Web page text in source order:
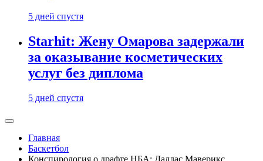
5 дней спустя
Starhit: Жену Омарова задержали
за оказывание косметических
услуг без диплома
5 дней спустя
Главная
Баскетбол
Конспирология о драфте НБА: Даллас Маверикс